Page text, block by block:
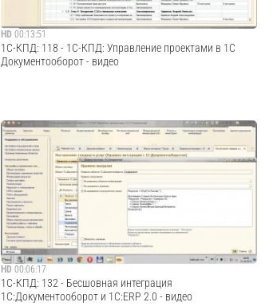
HD 00:13:51
1С-КПД: 118 - 1С-КПД: Управление проектами в 1С
Документооборот - видео
· · · · · · · · · · · · · · · · · · · · · · · · · · · · · · · · · · · · · · · · · · · · · · ·
Закажите демонстрацию «1С:Документооборот», пройдя
по ссылке: http://elektronnij-dokumentooborot.1c-
kpd.ru/demo/?utm_source=youtube · · · · · ·...
HD 00:06:17
1С-КПД: 132 - Бесшовная интеграция
1С:Документооборот и 1С:ERP 2.0 - видео